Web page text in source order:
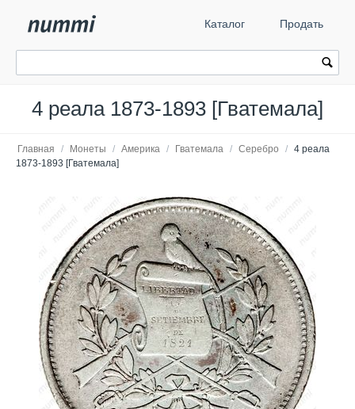
Каталог Продать
4 реала 1873-1893 [Гватемала]
Главная / Монеты / Америка / Гватемала / Серебро / 4 реала
1873-1893 [Гватемала]